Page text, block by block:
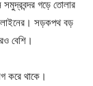
গড়ে তোলার
লাইনের। সড়কপথ বড়
বেশি।
করে থাকে।